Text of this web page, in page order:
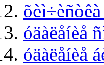
óäàëåíèå
óäàëåíèå